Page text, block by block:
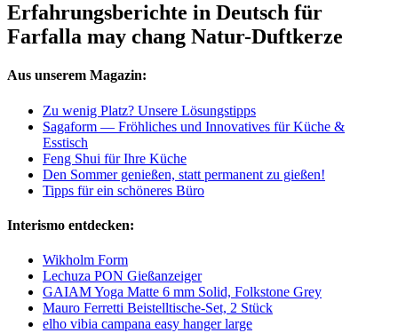
Erfahrungsberichte in Deutsch für
Farfalla may chang Natur-Duftkerze
Aus unserem Magazin:
Zu wenig Platz? Unsere Lösungstipps
Sagaform — Fröhliches und Innovatives für Küche &
Esstisch
Feng Shui für Ihre Küche
Den Sommer genießen, statt permanent zu gießen!
Tipps für ein schöneres Büro
Interismo entdecken:
Wikholm Form
Lechuza PON Gießanzeiger
GAIAM Yoga Matte 6 mm Solid, Folkstone Grey
Mauro Ferretti Beistelltische-Set, 2 Stück
elho vibia campana easy hanger large